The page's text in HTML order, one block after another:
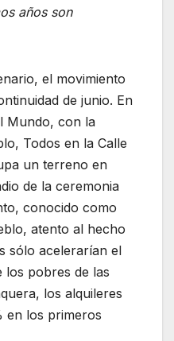
años son
el movimiento
de junio. En
Mundo, con la
Todos en la Calle
un terreno en
de la ceremonia
conocido como
atento al hecho
sólo acelerarían el
los pobres de las
los alquileres
en los primeros